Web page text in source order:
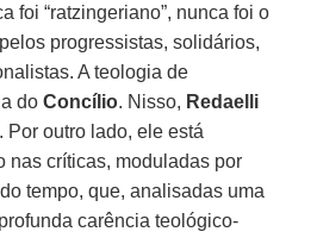
foi “ratzingeriano”, nunca foi o
progressistas, solidários,
A teologia de
doConcílio. Nisso, Redaelli
Por outro lado, ele está
nas críticas, moduladas por
tempo, que, analisadas uma
carência teológico-